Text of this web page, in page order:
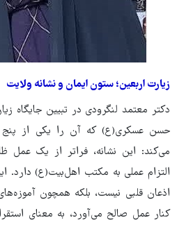
‏زیارت اربعین؛ ستون ایمان و نشانه ولایت
دکتر معتمد لنگرودی در تبیین جایگاه
حسن عسکری(ع) که آن را یکی از پنج
می‌کند: این نشانه، فراتر از یک عمل
التزام عملی به مکتب اهل‌بیت(ع) دارد.
اذعان قلبی نیست، بلکه همچون
کنار عمل صالح می‌آورد، به معنای